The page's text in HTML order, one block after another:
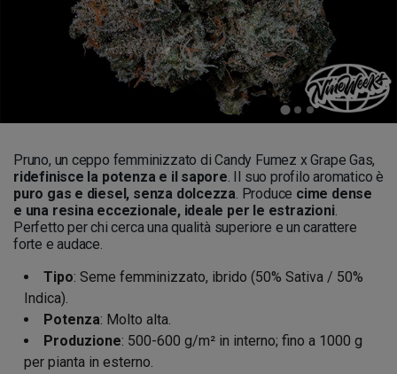
Pruno, un ceppo femminizzato di Candy Fumez x Grape Gas,
ridefinisce la potenza e il sapore. Il suo profilo aromatico è
puro gas e diesel, senza dolcezza. Produce cime dense
e una resina eccezionale, ideale per le estrazioni.
Perfetto per chi cerca una qualità superiore e un carattere
forte e audace.
Tipo: Seme femminizzato, ibrido (50% Sativa / 50%
Indica).
Potenza: Molto alta.
Produzione: 500-600 g/m² in interno; fino a 1000 g
per pianta in esterno.